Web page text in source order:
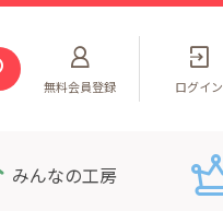
無料会員登録 ログイン
みんなの工房